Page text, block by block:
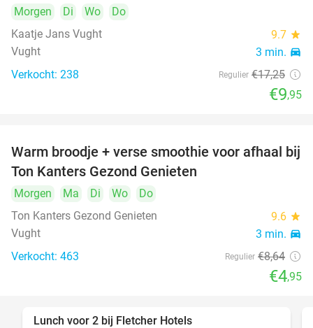
Morgen Di Wo
Do
Kaatje Jans Vught
9.7 star
Vught 3 min. directions_car
Verkocht: 238 Regulier €17,25
€9,95
43%
Warm broodje + verse smoothie voor afhaal bij
Ton Kanters Gezond Genieten
Morgen Ma Di Wo
Do
Ton Kanters Gezond Genieten
9.6 star
Vught 3 min. directions_car
Verkocht: 463 Regulier €8,64
€4,95
Lunch voor 2 bij Fletcher Hotels